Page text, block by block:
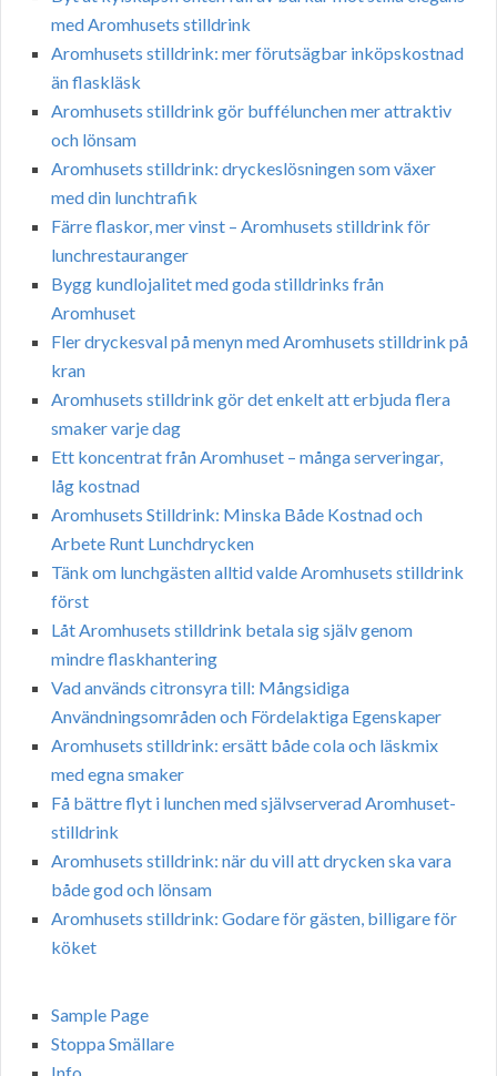
med Aromhusets stilldrink
Aromhusets stilldrink: mer förutsägbar inköpskostnad
än flaskläsk
Aromhusets stilldrink gör buffélunchen mer attraktiv
och lönsam
Aromhusets stilldrink: dryckeslösningen som växer
med din lunchtrafik
Färre flaskor, mer vinst – Aromhusets stilldrink för
lunchrestauranger
Bygg kundlojalitet med goda stilldrinks från
Aromhuset
Fler dryckesval på menyn med Aromhusets stilldrink på
kran
Aromhusets stilldrink gör det enkelt att erbjuda flera
smaker varje dag
Ett koncentrat från Aromhuset – många serveringar,
låg kostnad
Aromhusets Stilldrink: Minska Både Kostnad och
Arbete Runt Lunchdrycken
Tänk om lunchgästen alltid valde Aromhusets stilldrink
först
Låt Aromhusets stilldrink betala sig själv genom
mindre flaskhantering
Vad används citronsyra till: Mångsidiga
Användningsområden och Fördelaktiga Egenskaper
Aromhusets stilldrink: ersätt både cola och läskmix
med egna smaker
Få bättre flyt i lunchen med självserverad Aromhuset-
stilldrink
Aromhusets stilldrink: när du vill att drycken ska vara
både god och lönsam
Aromhusets stilldrink: Godare för gästen, billigare för
köket
Sample Page
Stoppa Smällare